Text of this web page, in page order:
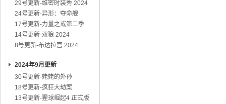
29号更新-维密时装秀 2024
24号更新-异形：夺命舰
17号更新-力量之戒第二季
14号更新-双狼 2024
8号更新-布达拉宫 2024
2024年9月更新
30号更新-姥姥的外孙
18号更新-疯狂大劫案
13号更新-猩球崛起4 正式版